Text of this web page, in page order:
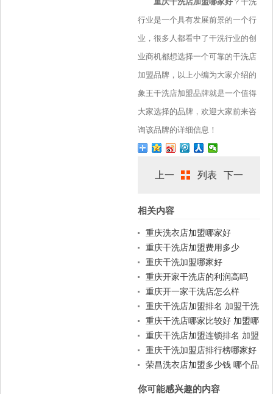
行业是一个具有发展前景的一个行
业，很多人都看中了干洗行业的创
业商机都想选择一个可靠的干洗店
加盟品牌，以上小编为大家介绍的
象王干洗店加盟品牌就是一个值得
大家选择的品牌，欢迎大家前来咨
询该品牌的详细信息！
上一
篇
列表 下一
相关内容
重庆洗衣店加盟哪家好
重庆干洗店加盟费用多少
重庆干洗加盟哪家好
重庆开家干洗店的利润高吗
重庆开一家干洗店怎么样
重庆干洗店加盟排名 加盟干洗
店一般费用
重庆干洗店哪家比较好 加盟哪
家好
重庆干洗店加盟连锁排名 加盟
赚钱吗
重庆干洗加盟店排行榜哪家好
荣昌洗衣店加盟多少钱 哪个品
你可能感兴趣的内容